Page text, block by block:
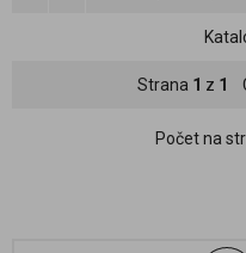
Strana 1 z 1
Počet na